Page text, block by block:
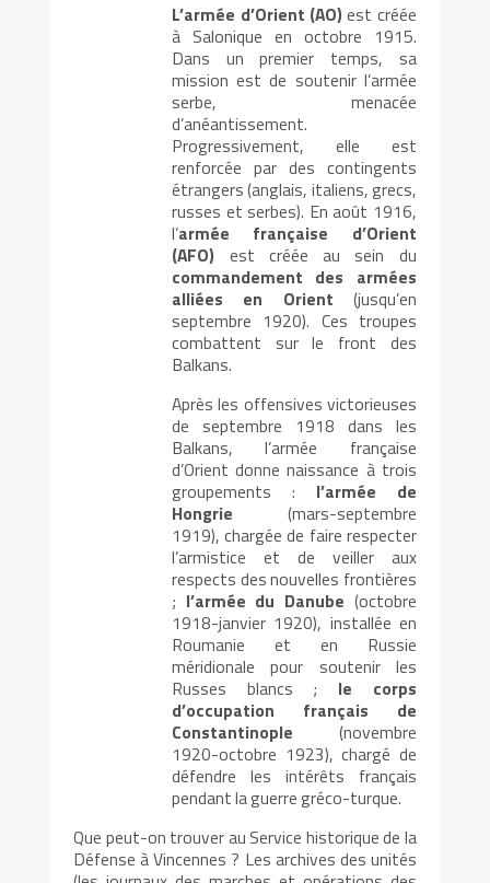
L’armée d’Orient (AO) est créée
à Salonique en octobre 1915.
Dans un premier temps, sa
mission est de soutenir l’armée
serbe, menacée
d’anéantissement.
Progressivement, elle est
renforcée par des contingents
étrangers (anglais, italiens, grecs,
russes et serbes). En août 1916,
l’armée française d’Orient
(AFO) est créée au sein du
commandement des armées
alliées en Orient (jusqu’en
septembre 1920). Ces troupes
combattent sur le front des
Balkans.
Après les offensives victorieuses
de septembre 1918 dans les
Balkans, l’armée française
d’Orient donne naissance à trois
groupements : l’armée de
Hongrie (mars-septembre
1919), chargée de faire respecter
l’armistice et de veiller aux
respects des nouvelles frontières
; l’armée du Danube (octobre
1918-janvier 1920), installée en
Roumanie et en Russie
méridionale pour soutenir les
Russes blancs ; le corps
d’occupation français de
Constantinople (novembre
1920-octobre 1923), chargé de
défendre les intérêts français
pendant la guerre gréco-turque.
Que peut-on trouver au Service historique de la
Défense à Vincennes ? Les archives des unités